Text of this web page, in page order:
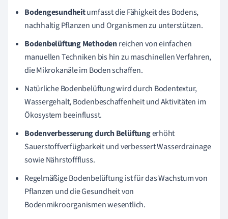
Bodengesundheitumfasst die Fähigkeit des Bodens,
nachhaltig Pflanzen und Organismen zu unterstützen.
Bodenbelüftung Methodenreichen von einfachen
manuellen Techniken bis hin zu maschinellen Verfahren,
die Mikrokanäle im Boden schaffen.
Natürliche Bodenbelüftung wird durch Bodentextur,
Wassergehalt, Bodenbeschaffenheit und Aktivitäten im
Ökosystem beeinflusst.
Bodenverbesserung durch Belüftungerhöht
Sauerstoffverfügbarkeit und verbessert Wasserdrainage
sowie Nährstofffluss.
Regelmäßige Bodenbelüftung ist für das Wachstum von
Pflanzen und die Gesundheit von
Bodenmikroorganismen wesentlich.